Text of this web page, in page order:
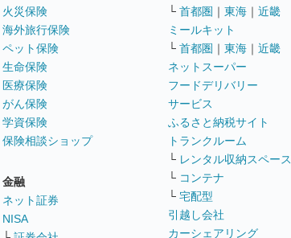
火災保険
海外旅行保険
ペット保険
生命保険
医療保険
がん保険
学資保険
保険相談ショップ
金融
ネット証券
NISA
└ 首都圏 ｜ 東海 ｜ 近畿
ミールキット
└ 首都圏 ｜ 東海 ｜ 近畿
ネットスーパー
フードデリバリー
サービス
ふるさと納税サイト
トランクルーム
└ レンタル収納スペース
└ コンテナ
└ 宅配型
引越し会社
カーシェアリング